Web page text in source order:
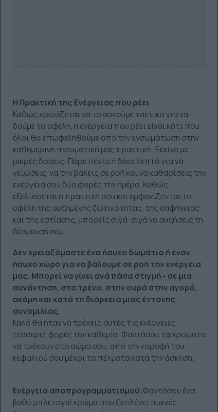
Η Πρακτική της Ενέργειας που ρέει
Καθώς χρειάζεται να το ασκούμε τακτικά για να
δούμε τα οφέλη, η ενέργεια που ρέει είναι κάτι που
όλοι θα επωφεληθούμε από την ενσωμάτωση στην
καθημερινή πνευματική μας πρακτική. Ξεκίνα με
μικρές δόσεις. Πάρε πέντε ή δέκα λεπτά για να
γειώσεις, να την βάλεις σε ροή και να καθαρίσεις την
ενέργειά σου δύο φορές την ημέρα. Καθώς
εξελίσσεται η πρακτική σου και εμφανίζονται τα
οφέλη της αυξημένης ζωτικότητας, της σαφήνειας
και της εστίασης, μπορείς σιγά-σιγά να αυξήσεις τη
δέσμευσή σου.
Δεν χρειαζόμαστε ένα ήσυχο δωμάτιο ή έναν
ήσυχο χώρο για να βάλουμε σε ροή την ενέργεια
μας. Μπορεί να γίνει ανά πάσα στιγμή - σε μια
συνάντηση, στο τρένο, στην ουρά στην αγορά,
ακόμη και κατά τη διάρκεια μιας έντονης
συνομιλίας.
Καλό θα ήταν να τρέχεις αυτές τις ενέργειες
τέσσερις φορές την καθεμία. Φαντάσου τα χρώματα
να τρέχουν στο σώμα σου, από την κορυφή του
κεφαλιού σου μέχρι τα πέλματα κατά την άσκηση.
Ενέργεια αποπρογραμματισμού:Φαντάσου ένα
βαθύ μπλε royal χρώμα που ξεπλένει πυκνές